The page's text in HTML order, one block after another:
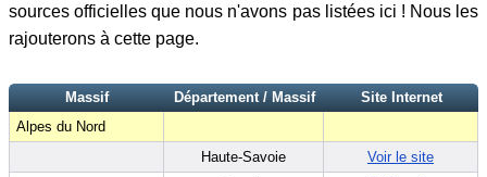
sources officielles que nous n'avons pas listées ici ! Nous les
rajouterons à cette page.
Massif Département / Massif
Site Internet
Alpes du Nord
Haute-Savoie
Voir le site